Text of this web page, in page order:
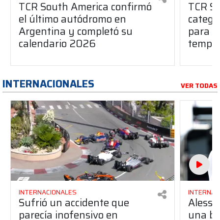
TCR South America confirmó
el último autódromo en
Argentina y completó su
calendario 2026
TCR
para
INTERNACIONALES VER TODAS
INTERNACIONALES
Sufrió un accidente que
parecía inofensivo en una